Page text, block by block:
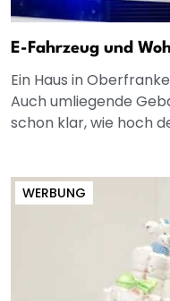
E-Fahrzeug und
Ein Haus in
Auch umliegende
schon klar, wie hoch
WERBUNG